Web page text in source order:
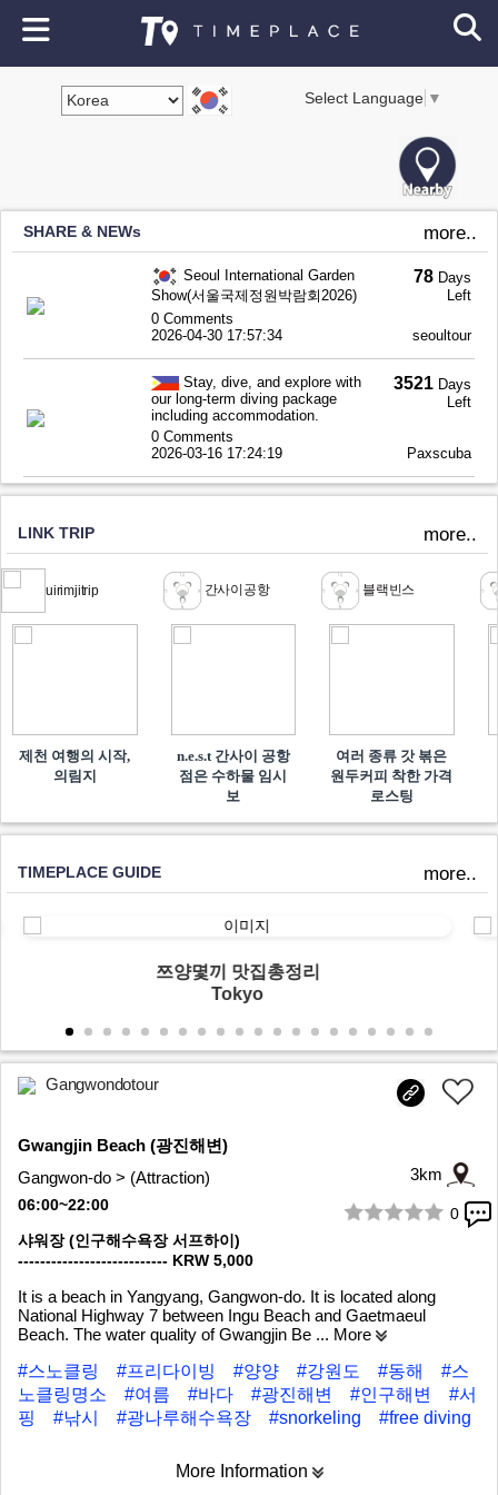
Select Language ▼
SHARE & NEWs more..
Seoul International Garden
Show(서울국제정원박람회2026)
78 Days
Left
0 Comments
2026-04-30 17:57:34
seoultour
Stay, dive, and explore with
our long-term diving package
including accommodation.
3521 Days
Left
0 Comments
2026-03-16 17:24:19
Paxscuba
LINK TRIP more..
uirimjitrip
제천 여행의 시작,
의림지
간사이공항
n.e.s.t 간사이 공항
점은 수하물 임시
보
블랙빈스
여러 종류 갓 볶은
원두커피 착한 가격
로스팅
TIMEPLACE GUIDE more..
쯔양몇끼 맛집총정리
Tokyo
Gangwondotour
Gwangjin Beach (광진해변)
Gangwon-do > (Attraction)
3km
1/6
0
06:00~22:00
샤워장 (인구해수욕장 서프하이)
--------------------------- KRW 5,000
It is a beach in Yangyang, Gangwon-do. It is located along
National Highway 7 between Ingu Beach and Gaetmaeul
Beach. The water quality of Gwangjin Be ... More
#스노클링
#프리다이빙 #양양 #강원도 #동해
#스
노클링명소
#여름 #바다 #광진해변 #인구해변
#서
핑
#낚시 #광나루해수욕장 #snorkeling #free diving
More Information